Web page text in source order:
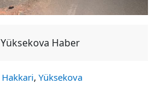
Yüksekova Haber
Hakkari, Yüksekova